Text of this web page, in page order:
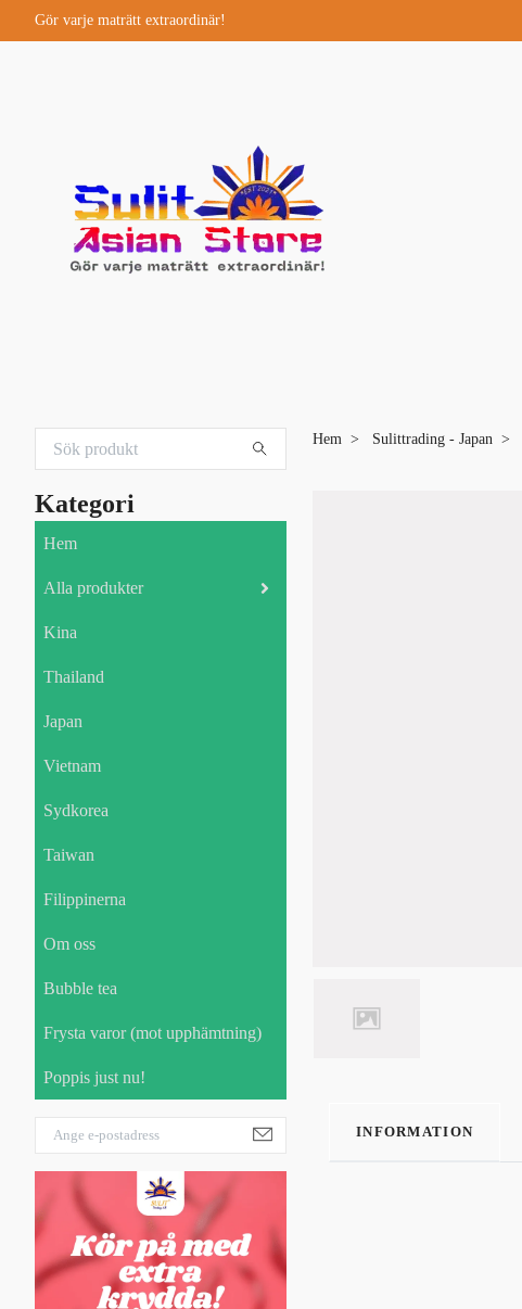
Gör varje maträtt extraordinär!
Kategori
Hem
Alla produkter
Kina
Thailand
Japan
Vietnam
Sydkorea
Taiwan
Filippinerna
Om oss
Bubble tea
Frysta varor (mot upphämtning)
Poppis just nu!
Hem Sulittrading - Japan
INFORMATION